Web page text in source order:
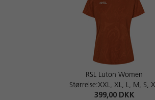
RSL Luton Women
Størrelse:XXL, XL, L, M, S,
399,00 DKK